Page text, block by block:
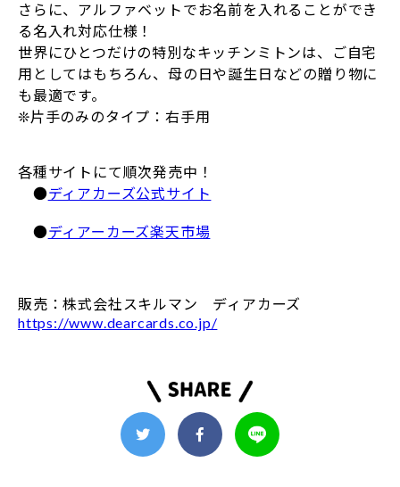
さらに、アルファベットでお名前を入れることができ
る名入れ対応仕様！
世界にひとつだけの特別なキッチンミトンは、ご自宅
用としてはもちろん、母の日や誕生日などの贈り物に
も最適です。
❊片手のみのタイプ：右手用
各種サイトにて順次発売中！
●ディアカーズ公式サイト
●ディアーカーズ楽天市場
販売：株式会社スキルマン ディアカーズ
https://www.dearcards.co.jp/